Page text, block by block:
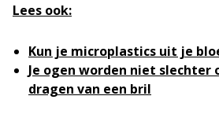
Lees ook:
Kun je microplastics uit je
Je ogen worden niet slechter
dragen van een bril